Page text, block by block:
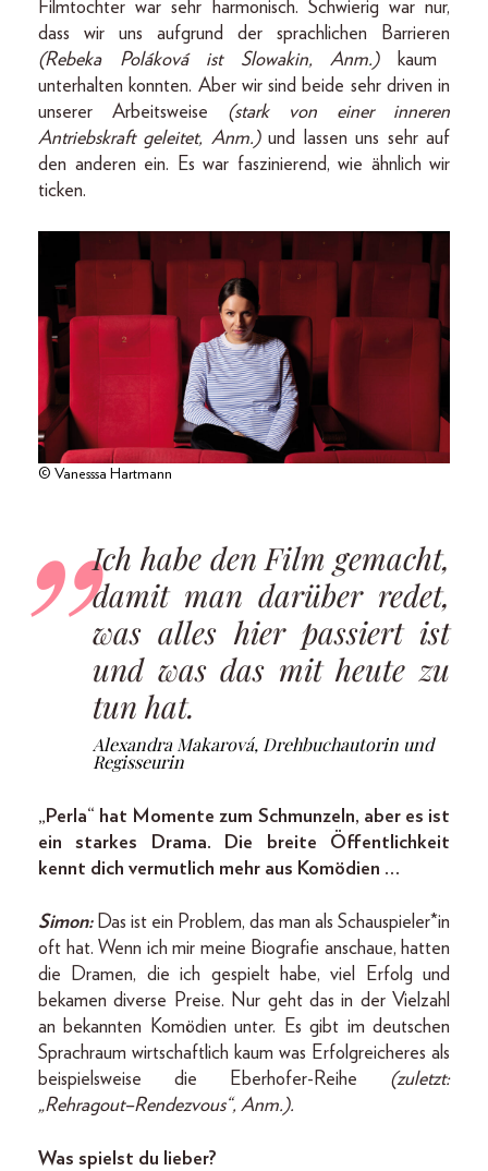
Filmtochter war sehr harmonisch. Schwierig war nur,
dass wir uns aufgrund der sprachlichen Barrieren
(Rebeka Poláková ist Slowakin, Anm.)kaum
unterhalten konnten. Aber wir sind beide sehr driven in
unserer Arbeitsweise (stark von einer inneren
Antriebskraft geleitet, Anm.)und lassen uns sehr auf
den anderen ein. Es war faszinierend, wie ähnlich wir
ticken.
© Vanesssa Hartmann
Ich habe den Film gemacht,
damit man darüber redet,
was alles hier passiert ist
und was das mit heute zu
tun hat.
Alexandra Makarová, Drehbuchautorin und
Regisseurin
„Perla“ hat Momente zum Schmunzeln, aber es ist
ein starkes Drama. Die breite Öffentlichkeit
kennt dich vermutlich mehr aus Komödien …
Simon: Das ist ein Problem, das man als Schauspieler*in
oft hat. Wenn ich mir meine Biografie anschaue, hatten
die Dramen, die ich gespielt habe, viel Erfolg und
bekamen diverse Preise. Nur geht das in der Vielzahl
an bekannten Komödien unter. Es gibt im deutschen
Sprachraum wirtschaftlich kaum was Erfolgreicheres als
beispielsweise die Eberhofer-Reihe (zuletzt:
„Rehragout–Rendezvous“, Anm.).
Was spielst du lieber?